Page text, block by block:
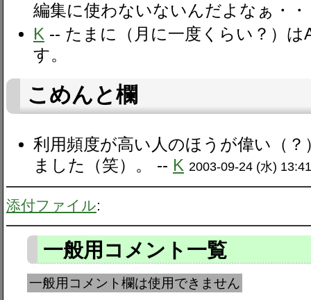
編集に使わないないんだよなぁ・・
K -- たまに（月に一度くらい？）
す。
こめんと欄
利用頻度が高い人のほうが偉い（
ました（笑）。 -- K 2003-09-24 (水)
添付ファイル:
一般用コメント一覧
一般用コメント欄は使用できません